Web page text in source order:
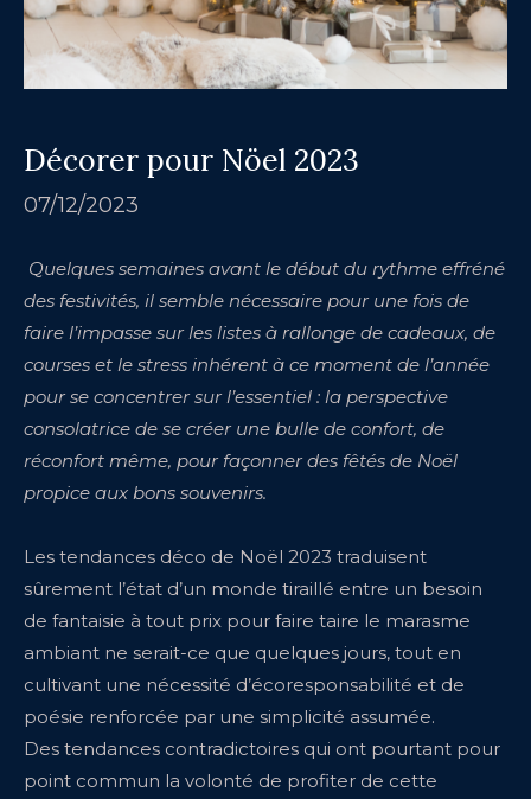
Décorer pour Nöel 2023
07/12/2023
Quelques semaines avant le début du rythme effréné
des festivités, il semble nécessaire pour une fois de
faire l’impasse sur les listes à rallonge de cadeaux, de
courses et le stress inhérent à ce moment de l’année
pour se concentrer sur l’essentiel : la perspective
consolatrice de se créer une bulle de confort, de
réconfort même, pour façonner des fêtés de Noël
propice aux bons souvenirs.
Les tendances déco de Noël 2023 traduisent
sûrement l’état d’un monde tiraillé entre un besoin
de fantaisie à tout prix pour faire taire le marasme
ambiant ne serait-ce que quelques jours, tout en
cultivant une nécessité d’écoresponsabilité et de
poésie renforcée par une simplicité assumée.
Des tendances contradictoires qui ont pourtant pour
point commun la volonté de profiter de cette